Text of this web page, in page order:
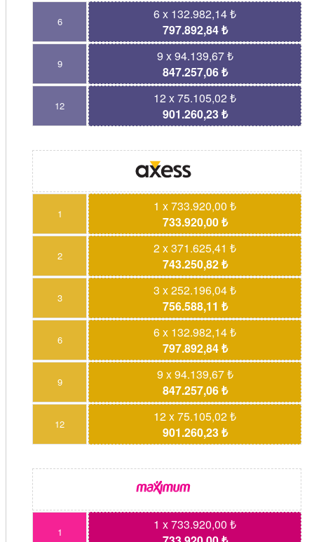
6
6 x 132.982,14 ₺
797.892,84 ₺
9
9 x 94.139,67 ₺
847.257,06 ₺
12
12 x 75.105,02 ₺
901.260,23 ₺
1
1 x 733.920,00 ₺
733.920,00 ₺
2
2 x 371.625,41 ₺
743.250,82 ₺
3
3 x 252.196,04 ₺
756.588,11 ₺
6
6 x 132.982,14 ₺
797.892,84 ₺
9
9 x 94.139,67 ₺
847.257,06 ₺
12
12 x 75.105,02 ₺
901.260,23 ₺
1
1 x 733.920,00 ₺